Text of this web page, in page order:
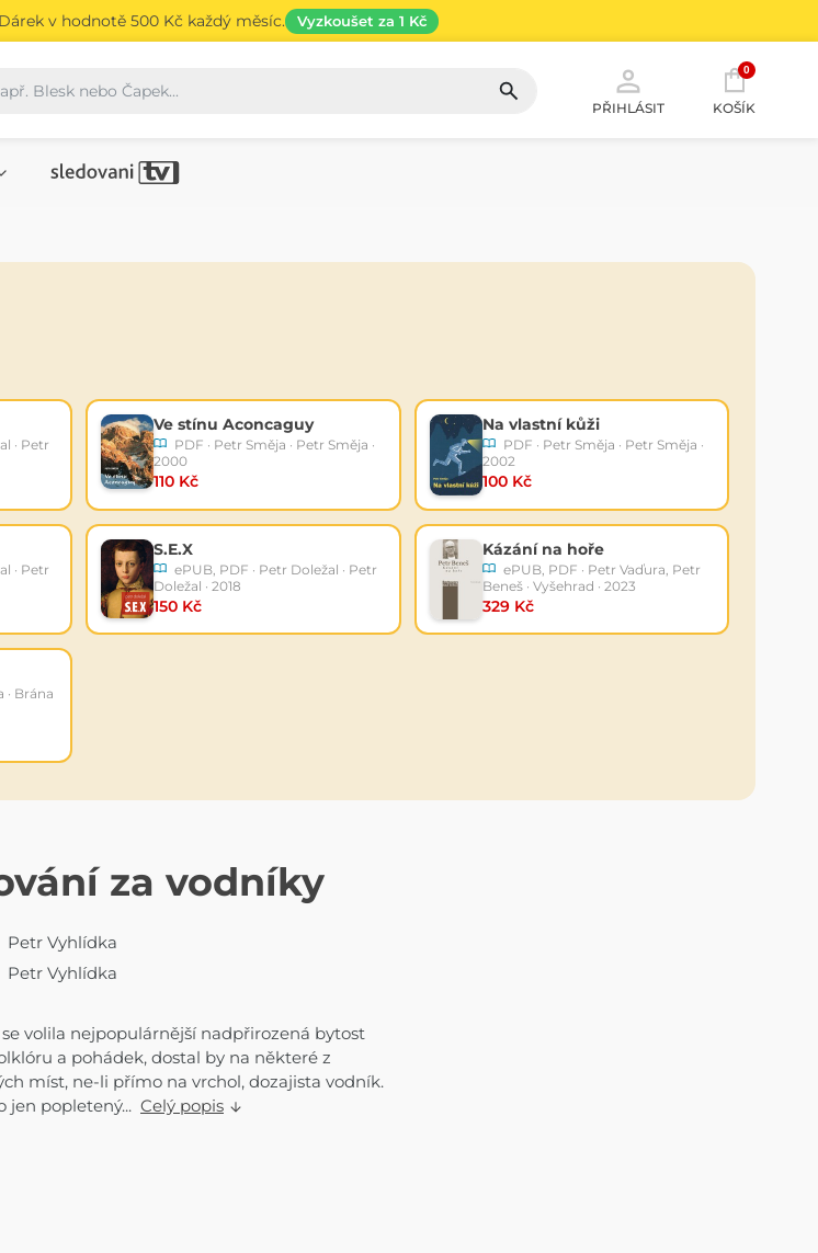
Dárek v hodnotě 500 Kč každý měsíc. Vyzkoušet za 1 Kč
PŘIHLÁSIT
0
KOŠÍK
· Petr
Ve stínu Aconcaguy
PDF · Petr Směja · Petr Směja ·
2000
110 Kč
Na vlastní kůži
PDF · Petr Směja · Petr Směja ·
2002
100 Kč
· Petr
S.E.X
ePUB, PDF · Petr Doležal · Petr
Doležal · 2018
150 Kč
Kázání na hoře
ePUB, PDF · Petr Vaďura, Petr
Beneš · Vyšehrad · 2023
329 Kč
· Brána
za vodníky
Petr Vyhlídka
Petr Vyhlídka
volila nejpopulárnější nadpřirozená bytost
a pohádek, dostal by na některé z
míst, ne-li přímo na vrchol, dozajista vodník.
jen popletený... Celý popis